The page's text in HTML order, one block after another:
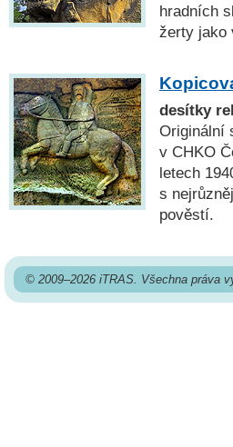
hradních
žerty jako
desítky
Originální
v CHKO
letech
s
pověstí.
© 2009–2026 iTRAS. Všechna práva